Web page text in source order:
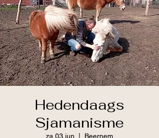
Hedendaags
Sjamanisme
za 03 jun Beernem